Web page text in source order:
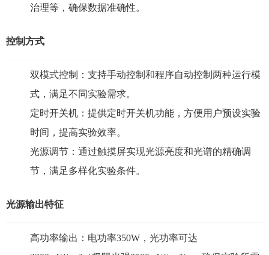
治理等，确保数据准确性。
控制方式
双模式控制：支持手动控制和程序自动控制两种运行模
式，满足不同实验需求。
定时开关机：提供定时开关机功能，方便用户预设实验
时间，提高实验效率。
光源调节：通过触摸屏实现光源亮度和光谱的精确调
节，满足多样化实验条件。
光源输出特征
高功率输出：电功率350W，光功率可达